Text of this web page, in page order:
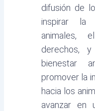
difusión de
inspirar la
animales,
derechos,
bienestar
promover la
hacia los
avanzar en